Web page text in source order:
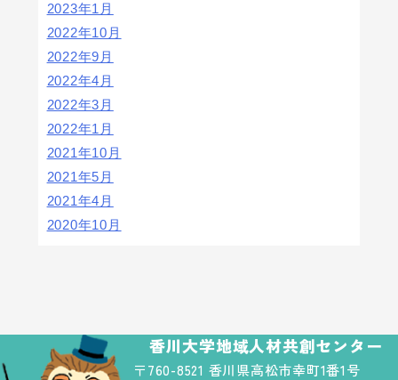
2023年1月
2022年10月
2022年9月
2022年4月
2022年3月
2022年1月
2021年10月
2021年5月
2021年4月
2020年10月
香川大学地域人材共創センター
〒760-8521 香川県高松市幸町1番1号